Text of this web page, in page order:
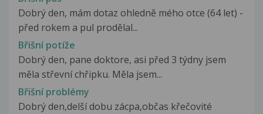
Dobrý den, mám dotaz ohledně mého otce (64 let) -
před rokem a pul prodělal...
Břišní potíže
Dobrý den, pane doktore, asi před 3 týdny jsem
měla střevní chřipku. Měla jsem...
Břišní problémy
Dobrý den,delší dobu zácpa,občas křečovité